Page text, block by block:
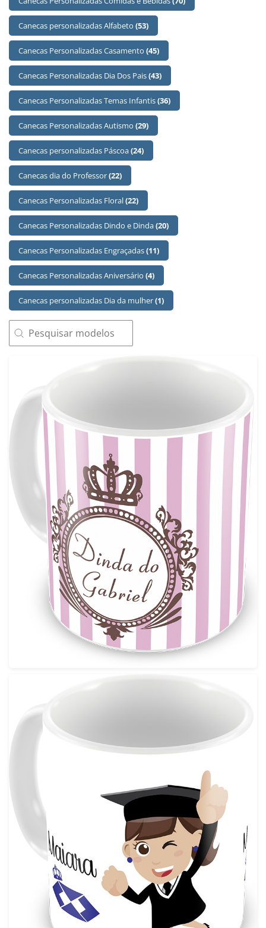
Canecas personalizadas Alfabeto (53)
Canecas Personalizadas Casamento (45)
Canecas Personalizadas Dia Dos Pais(43)
Canecas Personalizadas Temas Infantis(36)
Canecas Personalizadas Autismo (29)
Canecas personalizadas Páscoa(24)
Canecas dia do Professor(22)
Canecas Personalizadas Floral(22)
Canecas Personalizadas Dindo e Dinda(20)
Canecas Personalizadas Engraçadas(11)
Canecas Personalizadas Aniversário (4)
Canecas personalizadas Dia da mulher(1)
SEARCH
Search content